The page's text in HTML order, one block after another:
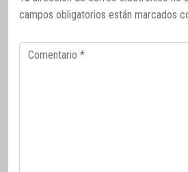
campos obligatorios están marcados
Comentario